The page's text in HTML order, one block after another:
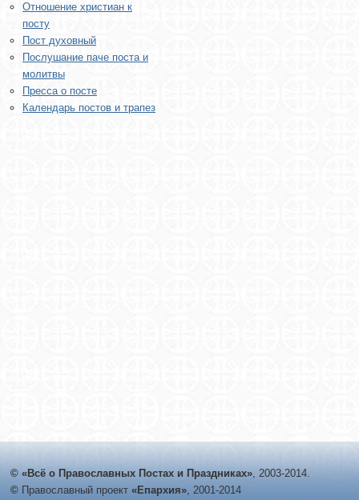
Отношение христиан к
посту
Пост духовный
Послушание паче поста и
молитвы
Пресса о посте
Календарь постов и трапез
© «Всё о Православных Постах и Праздниках», 2003-2014.
© Православный проект «Епархия», 2001-2014